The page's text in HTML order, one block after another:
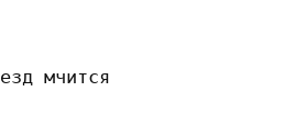
мчится